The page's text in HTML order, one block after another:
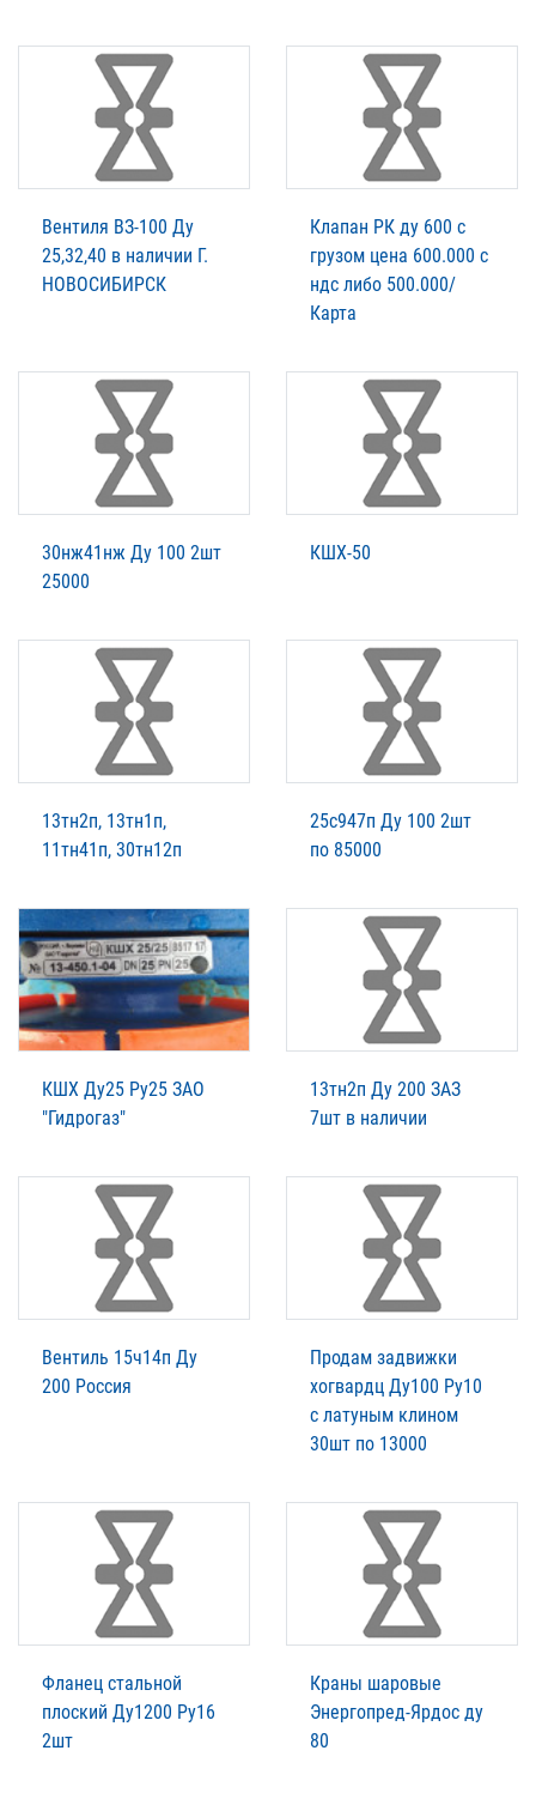
Вентиля ВЗ-100 Ду
25,32,40 в наличии Г.
НОВОСИБИРСК
Клапан РК ду 600 с
грузом цена 600.000 с
ндс либо 500.000/
Карта
30нж41нж Ду 100 2шт
25000
КШХ-50
13тн2п, 13тн1п,
11тн41п, 30тн12п
25с947п Ду 100 2шт
по 85000
КШХ Ду25 Ру25 ЗАО
"Гидрогаз"
13тн2п Ду 200 ЗАЗ
7шт в наличии
Вентиль 15ч14п Ду
200 Россия
Продам задвижки
хогвардц Ду100 Ру10
с латуным клином
30шт по 13000
Фланец стальной
плоский Ду1200 Ру16
2шт
Краны шаровые
Энергопред-Ярдос ду
80